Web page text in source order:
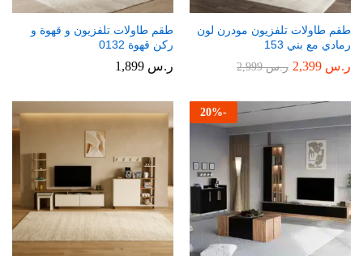
طقم طاولات تلفزيون مودرن لون
رمادي مع بني 153
ر.س ر.س2,999
طقم طاولات تلفزيون و قهوة و
ركن قهوة 0132
ر.س
-
20%